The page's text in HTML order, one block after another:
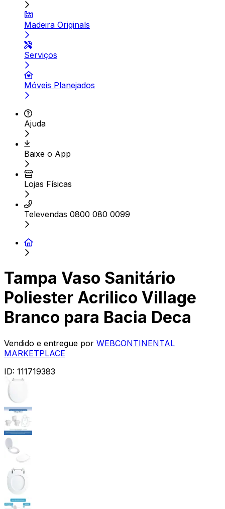
Madeira Originals
Serviços
Móveis Planejados
Ajuda
Baixe o App
Lojas Físicas
Televendas 0800 080 0099
Tampa Vaso Sanitário
Poliester Acrilico Village
Branco para Bacia Deca
Vendido e entregue por WEBCONTINENTAL
MARKETPLACE
ID: 111719383